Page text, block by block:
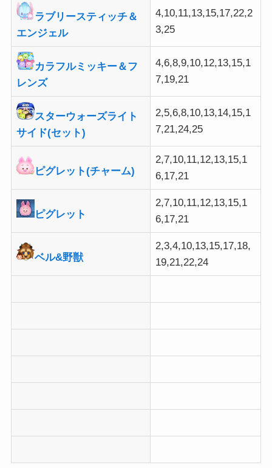
ラブリースティッチ＆
エンジェル
4,10,11,13,15,17,22,2
3,25
カラフルミッキー＆フ
レンズ
4,6,8,9,10,12,13,15,1
7,19,21
スターウォーズライト
サイド(セット)
2,5,6,8,10,13,14,15,1
7,21,24,25
ピグレット(チャーム)
2,7,10,11,12,13,15,1
6,17,21
ピグレット
2,7,10,11,12,13,15,1
6,17,21
ベル&野獣
2,3,4,10,13,15,17,18,
19,21,22,24